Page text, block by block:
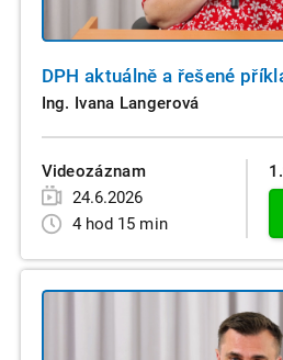
DPH aktuálně a řešené
Ing. Ivana Langerová
Videozáznam
24.6.2026
4 hod 15 min